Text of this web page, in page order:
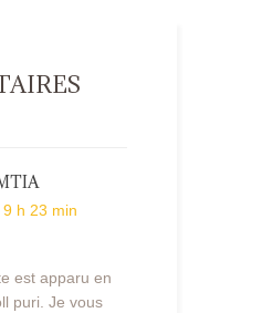
h 23 min
est apparu en
puri. Je vous